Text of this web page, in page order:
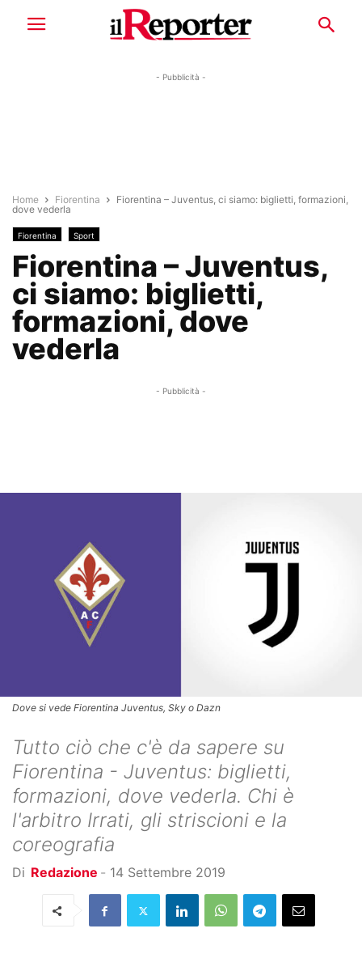
- Pubblicità -
Home Fiorentina
Fiorentina – Juventus, ci siamo: biglietti, formazioni,
dove vederla
Fiorentina Sport
Fiorentina – Juventus,
ci siamo: biglietti,
formazioni, dove
vederla
- Pubblicità -
Dove si vede Fiorentina Juventus, Sky o Dazn
Tutto ciò che c'è da sapere su
Fiorentina - Juventus: biglietti,
formazioni, dove vederla. Chi è
l'arbitro Irrati, gli striscioni e la
coreografia
Di Redazione - 14 Settembre 2019